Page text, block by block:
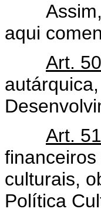
Assim,
aqui
Art. 50
Art. 51
culturais,
Política